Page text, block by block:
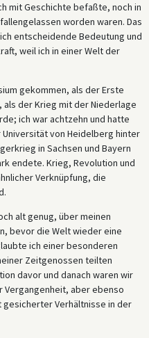
mit Geschichte befaßte, noch in
worden waren. Das
entscheidende Bedeutung und
weil ich in einer Welt der
gekommen, als der Erste
der Krieg mit der Niederlage
ich war achtzehn und hatte
von Heidelberg hinter
in Sachsen und Bayern
endete. Krieg, Revolution und
Verknüpfung, die
alt genug, über meinen
bevor die Welt wieder eine
ich einer besonderen
Zeitgenossen teilten
davor und danach waren wir
aber ebenso
Verhältnisse in der